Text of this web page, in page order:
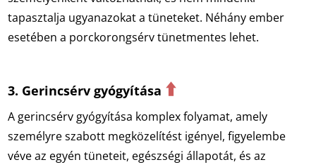
tapasztalja ugyanazokat a tüneteket. Néhány ember
esetében a porckorongsérv tünetmentes lehet.
3. Gerincsérv gyógyítása ⬆️
A gerincsérv gyógyítása komplex folyamat, amely
személyre szabott megközelítést igényel, figyelembe
véve az egyén tüneteit, egészségi állapotát, és az